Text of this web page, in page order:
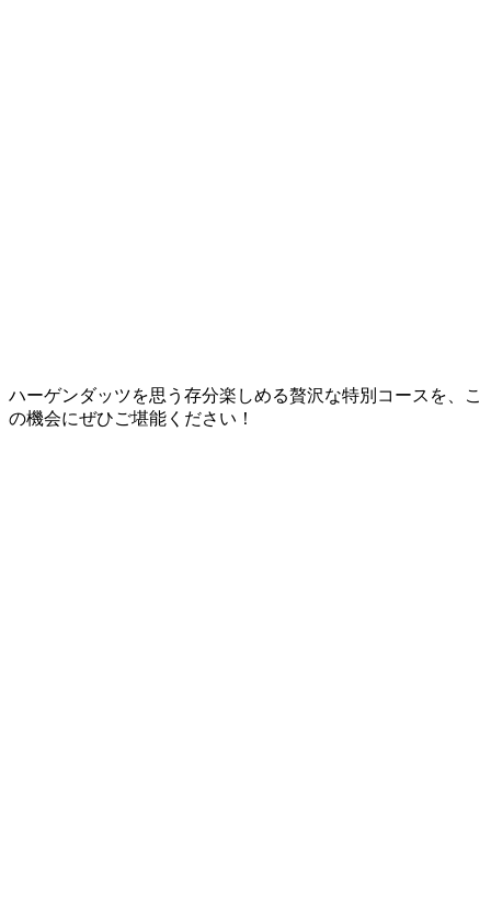
ハーゲンダッツを思う存分楽しめる贅沢な特別コースを、こ
の機会にぜひご堪能ください！